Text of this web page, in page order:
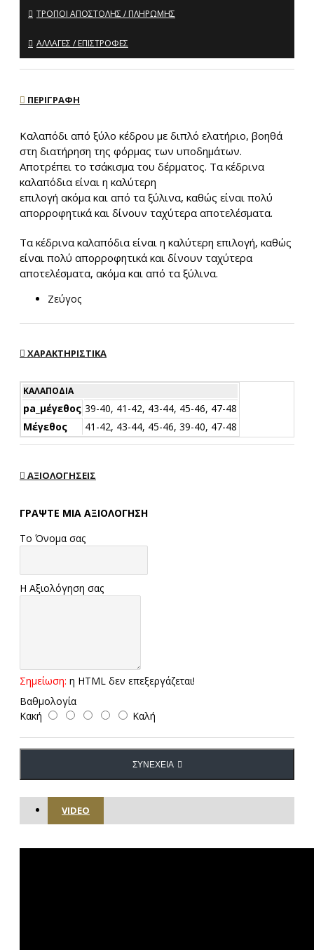
ΤΡΌΠΟΙ ΑΠΟΣΤΟΛΉΣ / ΠΛΗΡΩΜΉΣ
ΑΛΛΑΓΈΣ / ΕΠΙΣΤΡΟΦΈΣ
ΠΕΡΙΓΡΑΦΉ
Kαλαπόδι από ξύλο κέδρου με διπλό ελατήριο, βοηθά
στη διατήρηση της φόρμας των υποδημάτων.
Αποτρέπει το τσάκισμα του δέρματος. Τα κέδρινα
καλαπόδια είναι η καλύτερη
επιλογή ακόμα και από τα ξύλινα, καθώς είναι πολύ
απορροφητικά και δίνουν ταχύτερα αποτελέσματα.
Τα κέδρινα καλαπόδια είναι η καλύτερη επιλογή, καθώς
είναι πολύ απορροφητικά και δίνουν ταχύτερα
αποτελέσματα, ακόμα και από τα ξύλινα.
Ζεύγος
ΧΑΡΑΚΤΗΡΙΣΤΙΚΆ
ΚΑΛΑΠΌΔΙΑ
pa_μέγεθος 39-40, 41-42, 43-44, 45-46, 47-48
Μέγεθος
41-42, 43-44, 45-46, 39-40, 47-48
ΑΞΙΟΛΟΓΉΣΕΙΣ
ΓΡΆΨΤΕ ΜΙΑ ΑΞΙΟΛΌΓΗΣΗ
Το Όνομα σας
Η Αξιολόγηση σας
Σημείωση: η HTML δεν επεξεργάζεται!
Βαθμολογία
Κακή
Καλή
ΣΥΝΈΧΕΙΑ
VIDEO